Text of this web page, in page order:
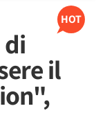
HOT
il